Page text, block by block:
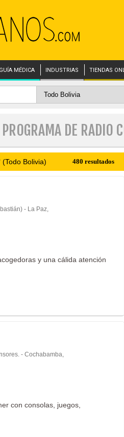
GUÍA MÉDICA INDUSTRIAS TIENDAS
DE RADIO
(Todo Bolivia) 480 resultados
- La Paz,
y una cálida atención
- Cochabamba,
con consolas, juegos,